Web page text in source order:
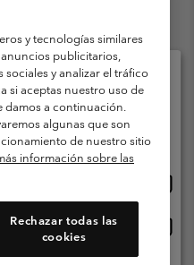
Garantía
miembros
Por Los Usuarios
y de 14:00 a 18:00
y tecnologías similares
publicitarios,
y analizar el tráfico
si aceptas nuestro uso de
damos a continuación.
algunas que son
de nuestro sitio
información sobre las
Rechazar todas las
cookies
e idioma envío
disponibles
línea